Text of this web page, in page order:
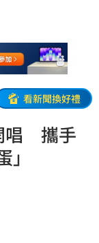
看新聞換好禮
唱 攜手